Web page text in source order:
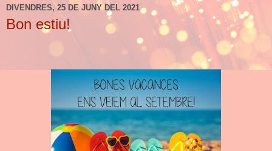
DIVENDRES, 25 DE JUNY DEL 2021
Bon estiu!